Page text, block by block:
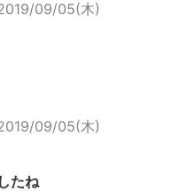
09/05(木)
09/05(木)
たね